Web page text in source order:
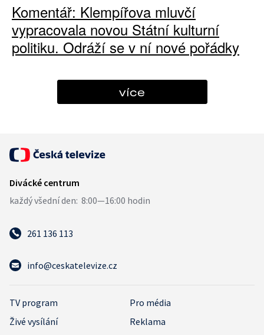
Komentář: Klempířova mluvčí
vypracovala novou Státní kulturní
politiku. Odráží se v ní nové pořádky
více
261 136 113
info@ceskatelevize.cz
TV program
Pro média
Živé vysílání
Reklama